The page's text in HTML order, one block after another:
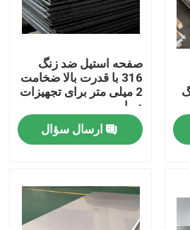
صفحه استیل ضد زنگ
316 با قدرت بالا ضخامت
2 میلی متر برای تجهیزات
دریایی
ارسال سؤال